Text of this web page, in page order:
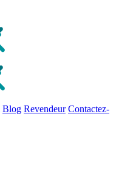
Blog Revendeur Contactez-